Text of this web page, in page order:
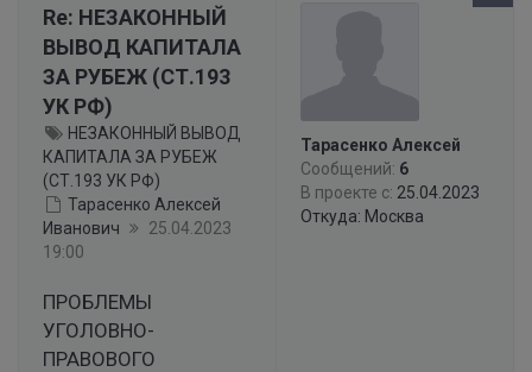
Re: НЕЗАКОННЫЙ
ВЫВОД КАПИТАЛА
ЗА РУБЕЖ (СТ.193
УК РФ)
НЕЗАКОННЫЙ ВЫВОД
КАПИТАЛА ЗА РУБЕЖ
(СТ.193 УК РФ)
Тарасенко Алексей
Иванович
25.04.2023
19:00
ПРОБЛЕМЫ
УГОЛОВНО-
ПРАВОВОГО
Тарасенко Алексей
Сообщений: 6
В проекте с: 25.04.2023
Откуда: Москва